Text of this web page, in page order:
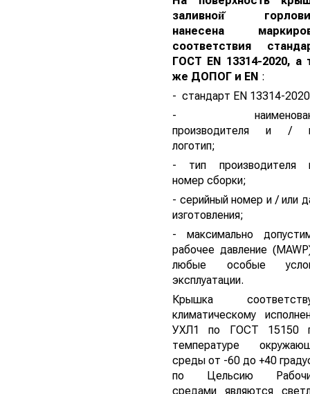
заливной̆
нанесена
соответствия
ГОСТ EN 13314-2020, а
же ДОПОГ и EN :
- стандарт EN 13314-
-
производителя и /
логотип;
- тип производителя
номер сборки;
- серийный номер и / или
изготовления;
- максимально
рабочее давление
любые особые
эксплуатации.
Крышка
климатическому
УХЛ1 по ГОСТ 15150
температуре
среды от -60 до +40
по Цельсию
средами являются